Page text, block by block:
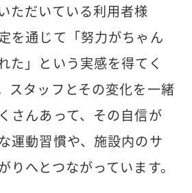
ただいている利用者様
を通じて「努力がちゃん
た」という実感を得てく
スタッフとその変化を一緒
さんあって、その自信が
運動習慣や、施設内のサ
りへとつながっています。